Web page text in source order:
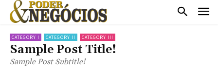
CATEGORY I CATEGORY II CATEGORY III
Sample Post Title!
Sample Post Subtitle!